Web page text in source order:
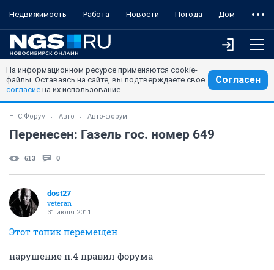
Недвижимость Работа Новости Погода Дом
На информационном ресурсе применяются cookie-
файлы. Оставаясь на сайте, вы подтверждаете свое
согласие на их использование.
Согласен
НГС.Форум Авто Авто-форум
Перенесен: Газель гос. номер 649
613 0
dost27
veteran
31 июля 2011
Этот топик перемещен
нарушение п.4 правил форума